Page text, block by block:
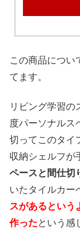
この商品につい
てます。
リビング学習の
度パーソナルス
切ってこのタイ
収納シェルフが
ペースと間仕切
いたタイルカー
スがあるという
作ったという感